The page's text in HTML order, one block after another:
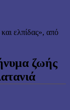
ελπίδας», από
ζωής